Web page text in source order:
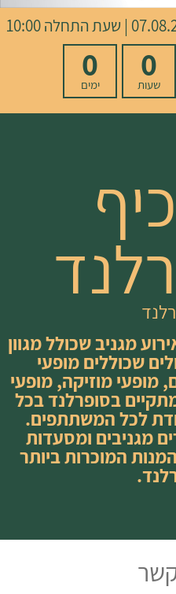
שעת התחלה 10:00
0
שעות
0
ימים
מגניב שכולל מגוון
שכוללים מופעי
מופעי מוזיקה, מופעי
בסופרלנד בכל
לכל המשתתפים.
מגניבים ומסעדות
המוכרות ביותר